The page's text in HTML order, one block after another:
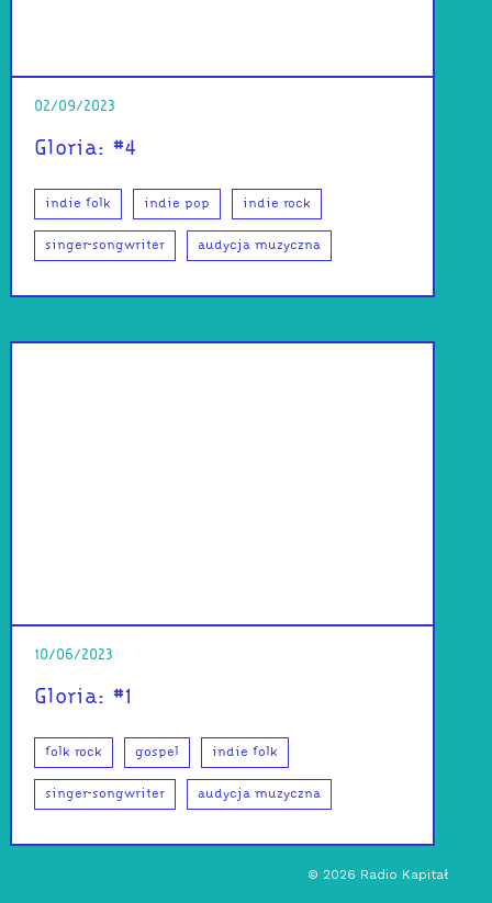
02/09/2023
Gloria: #4
indie folk indie pop indie rock
singer-songwriter audycja muzyczna
10/06/2023
Gloria: #1
folk rock gospel indie folk
singer-songwriter audycja muzyczna
© 2026 Radio Kapitał